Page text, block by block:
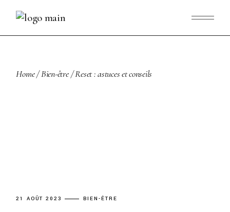
content
Home Bien-être Reset : astuces et conseils
21 AOÛT 2023 BIEN-ÊTRE